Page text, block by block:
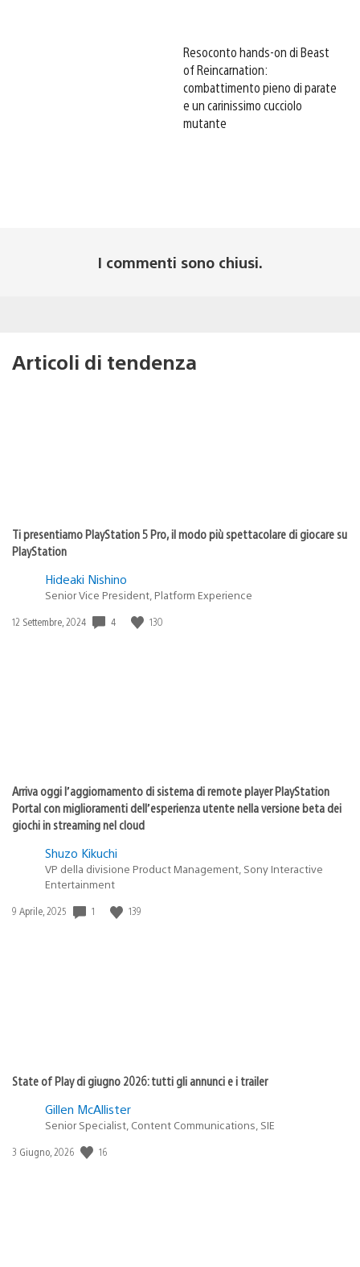
Resoconto hands-on di Beast
of Reincarnation:
combattimento pieno di parate
e un carinissimo cucciolo
mutante
I commenti sono chiusi.
Articoli di tendenza
Ti presentiamo PlayStation 5 Pro, il modo più spettacolare di giocare su
PlayStation
Hideaki Nishino
Senior Vice President, Platform Experience
Data
12 Settembre, 2024 4 130
Arriva oggi l’aggiornamento di sistema di remote player PlayStation
Portal con miglioramenti dell’esperienza utente nella versione beta dei
giochi in streaming nel cloud
Shuzo Kikuchi
VP della divisione Product Management, Sony Interactive
Entertainment
Data
9 Aprile, 2025 1 139
State of Play di giugno 2026: tutti gli annunci e i trailer
Gillen McAllister
Senior Specialist, Content Communications, SIE
Data
3 Giugno, 2026 16